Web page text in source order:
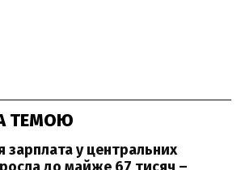
ТЕМОЮ
зарплата у центральних